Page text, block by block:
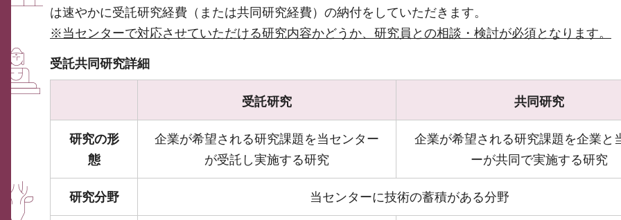
は速やかに受託研究経費（または共同研究経費）の納付をしていただきます。
※当センターで対応させていただける研究内容かどうか、研究員との相談・検討が必須となります。
受託共同研究詳細
受託研究 共同研究
研究の形
態
企業が希望される研究課題を当センター
が受託し実施する研究
企業が希望される研究課題を企業と
ーが共同で実施する研究
研究分野 当センターに技術の蓄積がある分野